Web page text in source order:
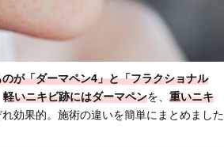
が「ダーマペン4」と「フラクショナル
軽いニキビ跡にはダーマペンを、 重いニキ
効果的。施術の違いを簡単にまとめました